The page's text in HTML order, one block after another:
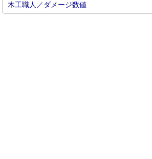
木工職人／ダメージ数値